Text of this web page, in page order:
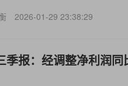
2026-01-29 23:38:29
季报：经调整净利润